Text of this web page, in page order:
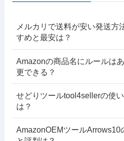
メルカリで送料が安い発送方
すめと最安は？
Amazonの商品名にルールは
更できる？
せどりツールtool4sellerの使
は？
AmazonOEMツールArrows10